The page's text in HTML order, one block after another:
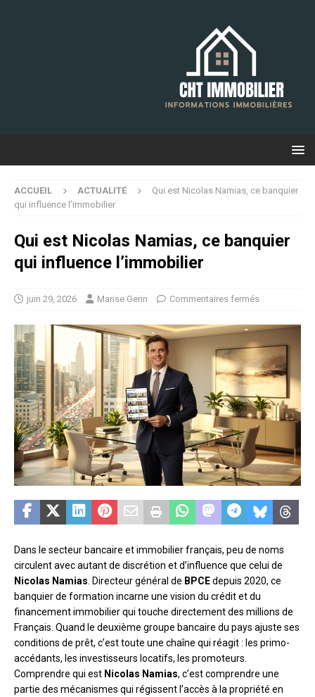
ACCUEIL ACTUALITÉ
Qui est Nicolas Namias, ce banquier
qui influence l’immobilier
Qui est Nicolas Namias, ce banquier
qui influence l’immobilier
juin 29, 2026 Marise Gerin Commentaires fermés
Dans le secteur bancaire et immobilier français, peu de noms
circulent avec autant de discrétion et d’influence que celui de
Nicolas Namias . Directeur général de BPCEdepuis 2020, ce
banquier de formation incarne une vision du crédit et du
financement immobilier qui touche directement des millions de
Français. Quand le deuxième groupe bancaire du pays ajuste ses
conditions de prêt, c’est toute une chaîne qui réagit : les primo-
accédants, les investisseurs locatifs, les promoteurs.
Comprendre qui est Nicolas Namias, c’est comprendre une
partie des mécanismes qui régissent l’accès à la propriété en